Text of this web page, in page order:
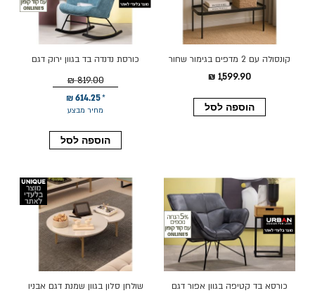
קונסולה עם 2 מדפים בגימור שחור
מט דגם GF24-526
1,599.90 ₪
הוספה לסל
כורסת נדנדה בד בגוון ירוק דגם
מחיר מבצע
614.25 ₪
819.00 ₪
הוספה לסל
כורסא בד קטיפה בגוון אפור דגם
שולחן סלון בגוון שמנת דגם אבניו